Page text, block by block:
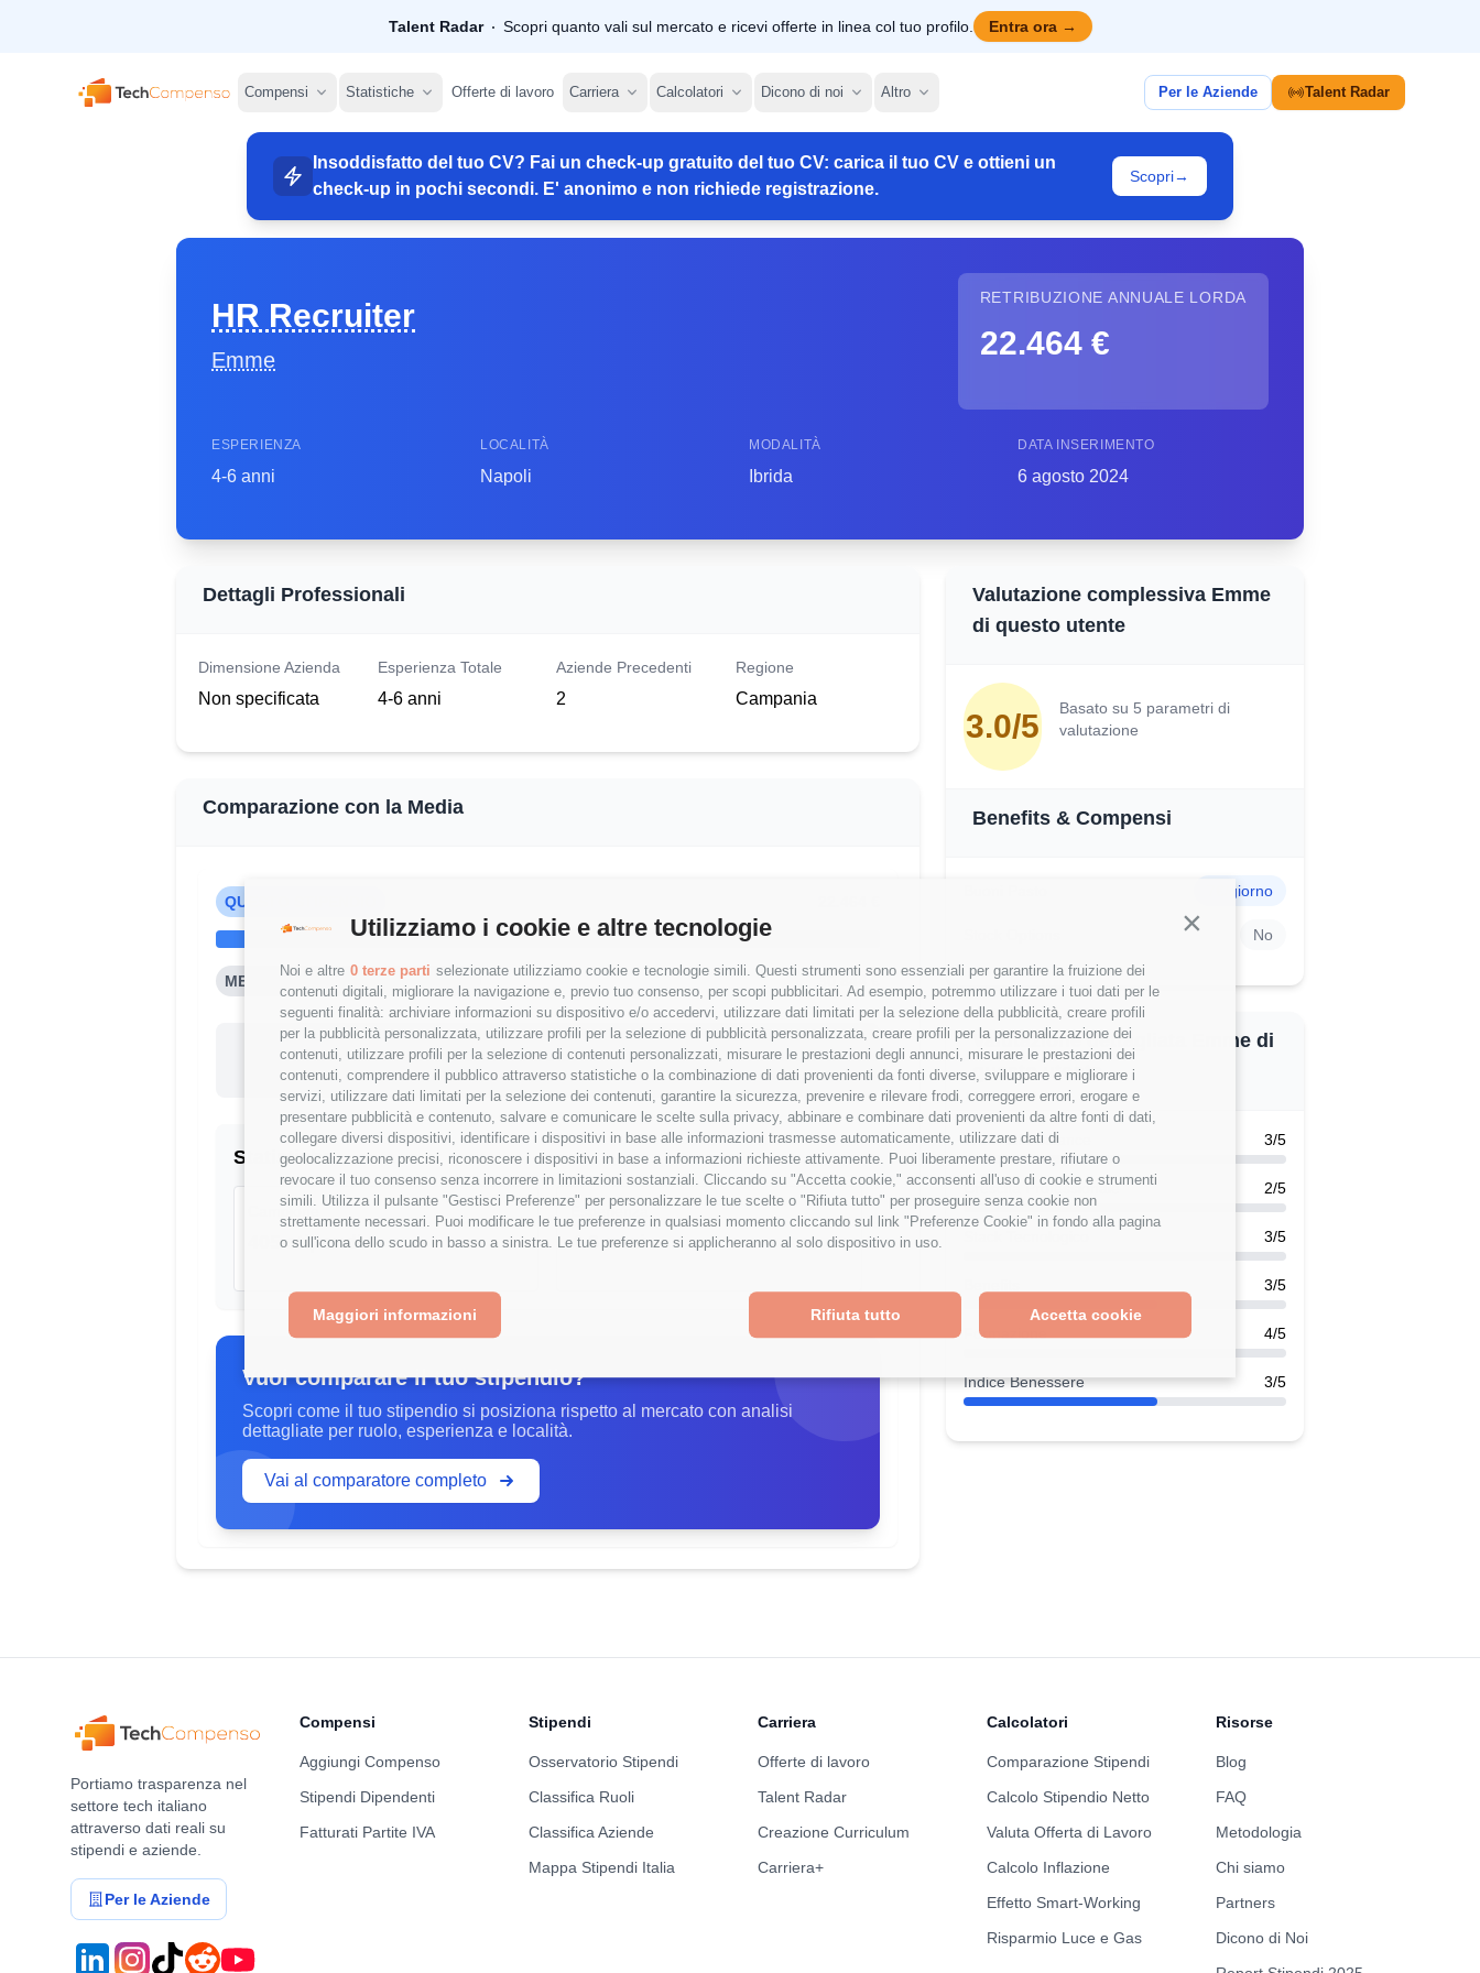
Continua senza accettare
Utilizziamo i cookie e altre tecnologie
Noi e altre 0 terze parti selezionate utilizziamo cookie e tecnologie simili. Questi strumenti sono essenziali per garantire la fruizione dei
contenuti digitali, migliorare la navigazione e, previo tuo consenso, per scopi pubblicitari. Ad esempio, potremmo utilizzare i tuoi dati per le
seguenti finalità: archiviare informazioni su dispositivo e/o accedervi, utilizzare dati limitati per la selezione della pubblicità, creare profili
per la pubblicità personalizzata, utilizzare profili per la selezione di pubblicità personalizzata, creare profili per la personalizzazione dei
contenuti, utilizzare profili per la selezione di contenuti personalizzati, misurare le prestazioni degli annunci, misurare le prestazioni dei
contenuti, comprendere il pubblico attraverso statistiche o la combinazione di dati provenienti da fonti diverse, sviluppare e migliorare i
servizi, utilizzare dati limitati per la selezione dei contenuti, garantire la sicurezza, prevenire e rilevare frodi, correggere errori, erogare e
presentare pubblicità e contenuto, salvare e comunicare le scelte sulla privacy, abbinare e combinare dati provenienti da altre fonti di dati,
collegare diversi dispositivi, identificare i dispositivi in base alle informazioni trasmesse automaticamente, utilizzare dati di
geolocalizzazione precisi, riconoscere i dispositivi in base a informazioni richieste attivamente. Puoi liberamente prestare, rifiutare o
revocare il tuo consenso senza incorrere in limitazioni sostanziali. Cliccando su "Accetta cookie," acconsenti all'uso di cookie e strumenti
simili. Utilizza il pulsante "Gestisci Preferenze" per personalizzare le tue scelte o "Rifiuta tutto" per proseguire senza cookie non
strettamente necessari. Puoi modificare le tue preferenze in qualsiasi momento cliccando sul link "Preferenze Cookie" in fondo alla pagina
o sull'icona dello scudo in basso a sinistra. Le tue preferenze si applicheranno al solo dispositivo in uso.
Accetta cookie
Rifiuta tutto
Maggiori informazioni
Talent Radar Scopri quanto vali sul mercato e ricevi offerte in linea col tuo profilo. Entra ora →
TechCompenso
Compensi Statistiche Offerte di lavoro Carriera Calcolatori Dicono di noi Altro Per le Aziende Talent Radar
Insoddisfatto del tuo CV? Fai un check-up gratuito del tuo CV: carica il tuo CV e ottieni un
check-up in pochi secondi. E' anonimo e non richiede registrazione.
Scopri→
HR Recruiter
Emme
RETRIBUZIONE ANNUALE LORDA
22.464 €
ESPERIENZA
4-6 anni
LOCALITÀ
Napoli
MODALITÀ
Ibrida
DATA INSERIMENTO
6 agosto 2024
Dettagli Professionali
Dimensione Azienda
Non specificata
Esperienza Totale
4-6 anni
Aziende Precedenti
2
Regione
Campania
Comparazione con la Media
QUESTO STIPENDIO
MEDIA HR RECRUITER (4-6 ANNI) 30,844 €
Questo stipendio è al 1° percentile
-27.17% rispetto alla media
Statistiche
Campione
405 stipendi
Esperienza
4-6 anni
Vuoi comparare il tuo stipendio?
Scopri come il tuo stipendio si posiziona rispetto al mercato con analisi
dettagliate per ruolo, esperienza e località.
Vai al comparatore completo
Valutazione complessiva Emme
di questo utente
3.0/5
Basato su 5 parametri di
valutazione
Benefits & Compensi
7€/giorno
No
Valutazione dettagliata Emme di
questo utente
Work-Life Balance 3/5
Crescita Professionale 2/5
3/5
3/5
Formazione 4/5
Indice Benessere 3/5
Portiamo trasparenza nel
settore tech italiano
attraverso dati reali su
stipendi e aziende.
Per le Aziende
Compensi
Aggiungi Compenso
Stipendi Dipendenti
Fatturati Partite IVA
Stipendi
Osservatorio Stipendi
Classifica Ruoli
Classifica Aziende
Mappa Stipendi Italia
Carriera
Offerte di lavoro
Talent Radar
Creazione Curriculum
Carriera+
Calcolatori
Comparazione Stipendi
Calcolo Stipendio Netto
Valuta Offerta di Lavoro
Calcolo Inflazione
Effetto Smart-Working
Risparmio Luce e Gas
Risorse
Blog
FAQ
Metodologia
Chi siamo
Partners
Dicono di Noi